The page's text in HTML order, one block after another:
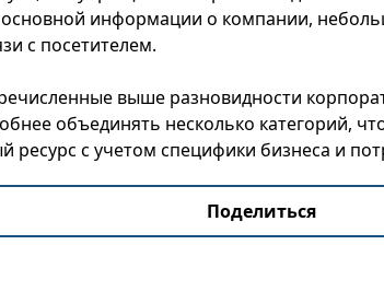
информации о компании,
с посетителем.
выше разновидности
объединять несколько категорий,
ресурс с учетом специфики бизнеса и
Поделиться